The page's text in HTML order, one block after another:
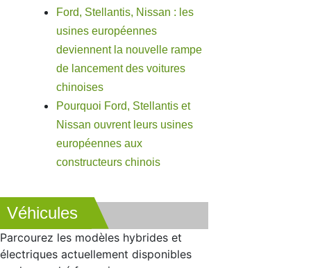
Ford, Stellantis, Nissan : les
usines européennes
deviennent la nouvelle rampe
de lancement des voitures
chinoises
Pourquoi Ford, Stellantis et
Nissan ouvrent leurs usines
européennes aux
constructeurs chinois
Véhicules
Parcourez les modèles hybrides et
électriques actuellement disponibles